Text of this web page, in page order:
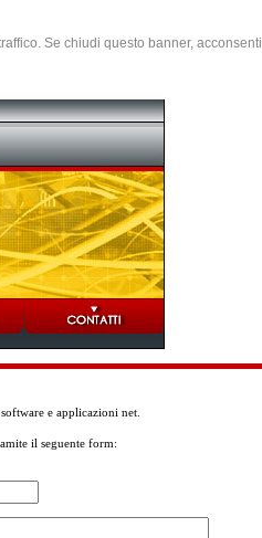
Se chiudi questo banner, acconsenti
e applicazioni net.
il seguente form: